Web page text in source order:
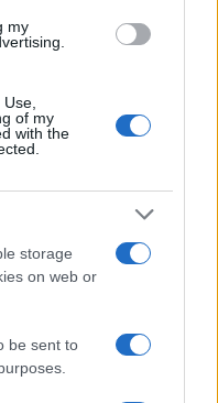
my
of my
with the
storage
on web or
be sent to
a Rebbe